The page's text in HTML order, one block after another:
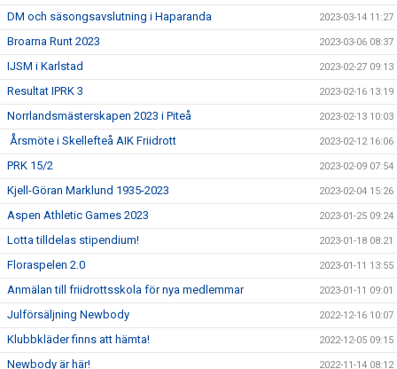
DM och säsongsavslutning i Haparanda 2023-03-14 11:27
Broarna Runt 2023 2023-03-06 08:37
IJSM i Karlstad 2023-02-27 09:13
Resultat IPRK 3 2023-02-16 13:19
Norrlandsmästerskapen 2023 i Piteå 2023-02-13 10:03
Årsmöte i Skellefteå AIK Friidrott 2023-02-12 16:06
PRK 15/2 2023-02-09 07:54
Kjell-Göran Marklund 1935-2023 2023-02-04 15:26
Aspen Athletic Games 2023 2023-01-25 09:24
Lotta tilldelas stipendium! 2023-01-18 08:21
Floraspelen 2.0 2023-01-11 13:55
Anmälan till friidrottsskola för nya medlemmar 2023-01-11 09:01
Julförsäljning Newbody 2022-12-16 10:07
Klubbkläder finns att hämta! 2022-12-05 09:15
Newbody är här! 2022-11-14 08:12